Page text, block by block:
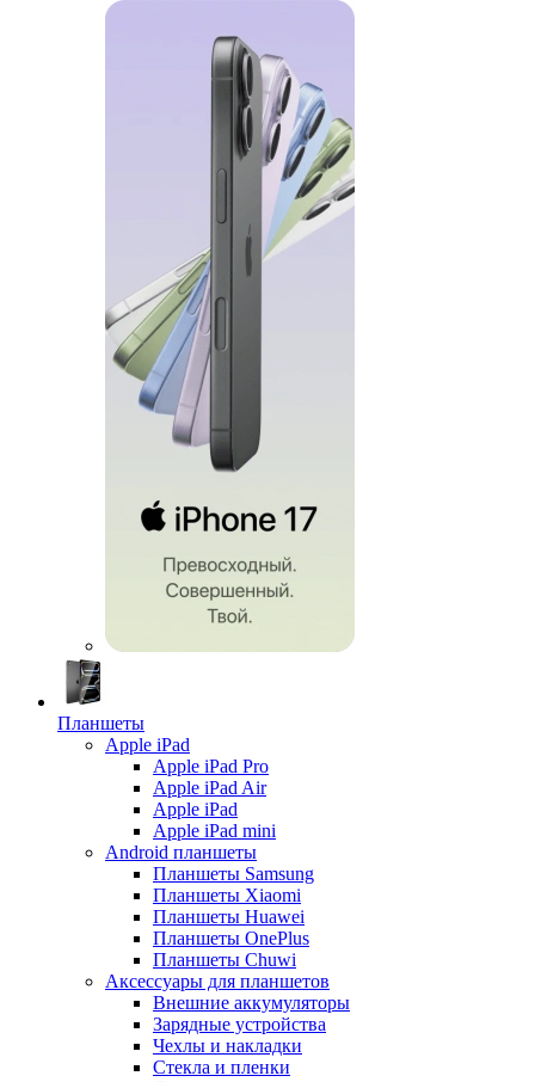
Планшеты
Apple iPad
Apple iPad Pro
Apple iPad Air
Apple iPad
Apple iPad mini
Android планшеты
Планшеты Samsung
Планшеты Xiaomi
Планшеты Huawei
Планшеты OnePlus
Планшеты Chuwi
Аксессуары для планшетов
Внешние аккумуляторы
Зарядные устройства
Чехлы и накладки
Стекла и пленки